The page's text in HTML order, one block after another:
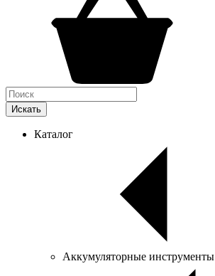
Искать
Каталог
Аккумуляторные инструменты